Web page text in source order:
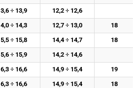
÷ 13,9
12,2 ÷ 12,6
÷ 14,3
12,7 ÷ 13,0 18
÷ 15,8
14,4 ÷ 14,7 18
÷ 15,9
14,2 ÷ 14,6
÷ 16,6
14,9 ÷ 15,4 19
÷ 16,6
14,9 ÷ 15,4 18